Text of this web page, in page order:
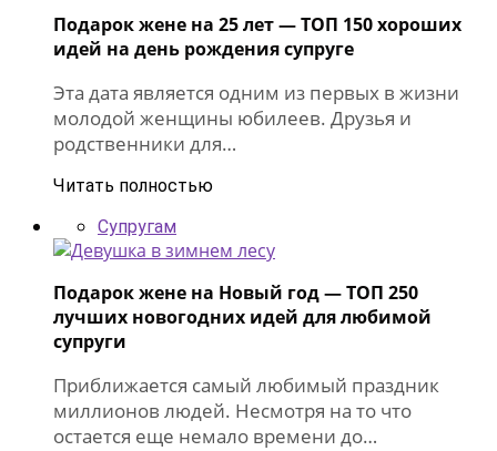
Подарок жене на 25 лет — ТОП 150 хороших
идей на день рождения супруге
Эта дата является одним из первых в жизни
молодой женщины юбилеев. Друзья и
родственники для…
Читать полностью
Супругам
Подарок жене на Новый год — ТОП 250
лучших новогодних идей для любимой
супруги
Приближается самый любимый праздник
миллионов людей. Несмотря на то что
остается еще немало времени до…